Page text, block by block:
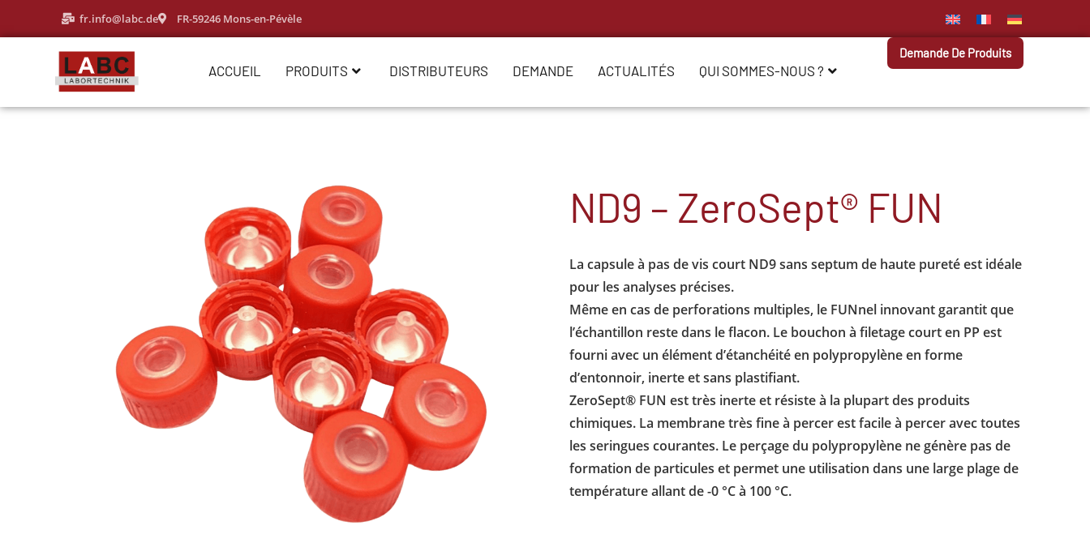
fr.info@labc.de FR-59246 Mons-en-Pévèle
ACCUEIL PRODUITS DISTRIBUTEURS DEMANDE ACTUALITÉS QUI SOMMES-NOUS ?
Demande De Produits
ND9 – ZeroSept® FUN
La capsule à pas de vis court ND9 sans septum de haute pureté est idéale
pour les analyses précises.
Même en cas de perforations multiples, le FUNnel innovant garantit que
l’échantillon reste dans le flacon. Le bouchon à filetage court en PP est
fourni avec un élément d’étanchéité en polypropylène en forme
d’entonnoir, inerte et sans plastifiant.
ZeroSept® FUN est très inerte et résiste à la plupart des produits
chimiques. La membrane très fine à percer est facile à percer avec toutes
les seringues courantes. Le perçage du polypropylène ne génère pas de
formation de particules et permet une utilisation dans une large plage de
température allant de -0 °C à 100 °C.